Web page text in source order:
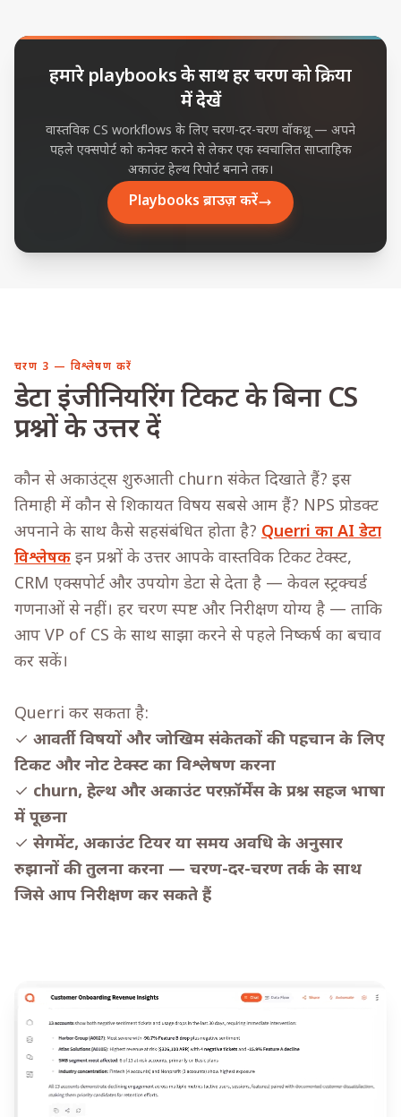
हमारे playbooks के साथ हर चरण को क्रिया
में देखें
वास्तविक CS workflows के लिए चरण-दर-चरण वॉकथ्रू — अपने
पहले एक्सपोर्ट को कनेक्ट करने से लेकर एक स्वचालित साप्ताहिक
अकाउंट हेल्थ रिपोर्ट बनाने तक।
Playbooks ब्राउज़ करें
चरण 3 — विश्लेषण करें
डेटा इंजीनियरिंग टिकट के बिना CS
प्रश्नों के उत्तर दें
कौन से अकाउंट्स शुरुआती churn संकेत दिखाते हैं? इस
तिमाही में कौन से शिकायत विषय सबसे आम हैं? NPS प्रोडक्ट
अपनाने के साथ कैसे सहसंबंधित होता है? Querri का AI डेटा
विश्लेषक इन प्रश्नों के उत्तर आपके वास्तविक टिकट टेक्स्ट,
CRM एक्सपोर्ट और उपयोग डेटा से देता है — केवल स्ट्रक्चर्ड
गणनाओं से नहीं। हर चरण स्पष्ट और निरीक्षण योग्य है — ताकि
आप VP of CS के साथ साझा करने से पहले निष्कर्ष का बचाव
कर सकें।
Querri कर सकता है:
✓ आवर्ती विषयों और जोखिम संकेतकों की पहचान के लिए
टिकट और नोट टेक्स्ट का विश्लेषण करना
✓ churn, हेल्थ और अकाउंट परफ़ॉर्मेंस के प्रश्न सहज भाषा
में पूछना
✓ सेगमेंट, अकाउंट टियर या समय अवधि के अनुसार
रुझानों की तुलना करना — चरण-दर-चरण तर्क के साथ
जिसे आप निरीक्षण कर सकते हैं